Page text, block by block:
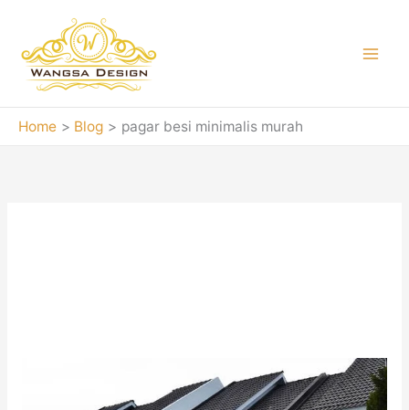
content
Home Blog pagar besi minimalis murah